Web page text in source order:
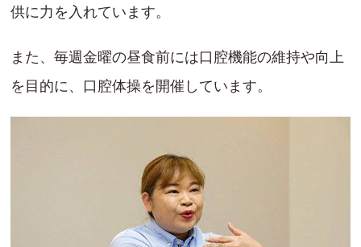
供に力を入れています。
また、毎週金曜の昼食前には口腔機能の維持や向上
を目的に、口腔体操を開催しています。